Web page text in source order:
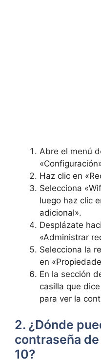
Abre el menú
Haz clic en
Selecciona
luego haz clic
adicional».
Desplázate
«Administrar
Selecciona la
en
En la sección
casilla que
para ver la
2. ¿Dónde
contraseña
10?